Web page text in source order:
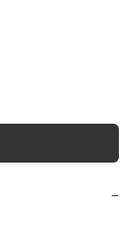
−